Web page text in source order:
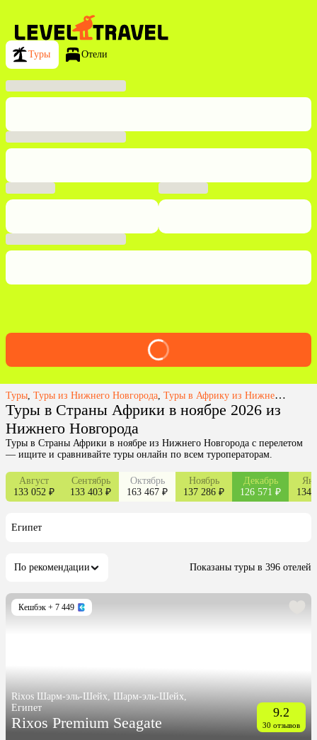
Туры Отели
Туры Туры из Нижнего Новгорода Туры в Африку из Нижнего Новгорода
Туры в Страны Африки в ноябре 2026 из
Нижнего Новгорода
Туры в Страны Африки в ноябре из Нижнего Новгорода с перелетом
— ищите и сравнивайте туры онлайн по всем туроператорам.
Август
133 052 ₽
Сентябрь
133 403 ₽
Октябрь
163 467 ₽
Ноябрь
137 286 ₽
Декабрь
126 571 ₽
134
Египет
По рекомендации Показаны туры в 396 отелей
Кешбэк + 7 449
Rixos Шарм-эль-Шейх, Шарм-эль-Шейх,
Египет
Rixos Premium Seagate
9.2
30 отзывов